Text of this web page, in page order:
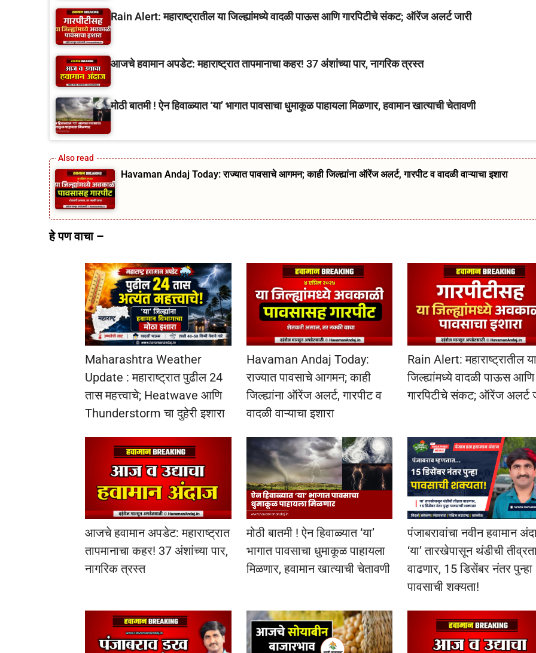
Rain Alert: महाराष्ट्रातील या जिल्ह्यांमध्ये वादळी पाऊस आणि गारपिटीचे संकट; ऑरेंज अलर्ट जारी
आजचे हवामान अपडेट: महाराष्ट्रात तापमानाचा कहर! 37 अंशांच्या पार, नागरिक त्रस्त
मोठी बातमी ! ऐन हिवाळ्यात ‘या’ भागात पावसाचा धुमाकूळ पाहायला मिळणार, हवामान खात्याची चेतावणी
Havaman Andaj Today: राज्यात पावसाचे आगमन; काही जिल्ह्यांना ऑरेंज अलर्ट, गारपीट व वादळी वाऱ्याचा इशारा
हे पण वाचा –
Maharashtra Weather
Update : महाराष्ट्रात पुढील 24
तास महत्त्वाचे; Heatwave आणि
Thunderstorm चा दुहेरी इशारा
Havaman Andaj Today:
राज्यात पावसाचे आगमन; काही
जिल्ह्यांना ऑरेंज अलर्ट, गारपीट व
वादळी वाऱ्याचा इशारा
Rain Alert: महाराष्ट्रातील या
जिल्ह्यांमध्ये वादळी पाऊस आणि
गारपिटीचे संकट; ऑरेंज अलर्ट
आजचे हवामान अपडेट: महाराष्ट्रात
तापमानाचा कहर! 37 अंशांच्या पार,
नागरिक त्रस्त
मोठी बातमी ! ऐन हिवाळ्यात ‘या’
भागात पावसाचा धुमाकूळ पाहायला
मिळणार, हवामान खात्याची चेतावणी
पंजाबरावांचा नवीन हवामान
‘या’ तारखेपासून थंडीची
वाढणार, 15 डिसेंबर नंतर पुन्हा
पावसाची शक्यता!